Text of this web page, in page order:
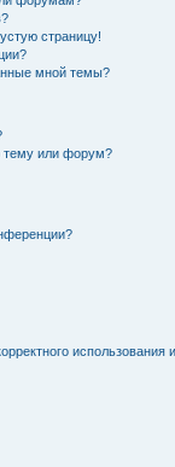
страницу!
мной темы?
тему или форум?